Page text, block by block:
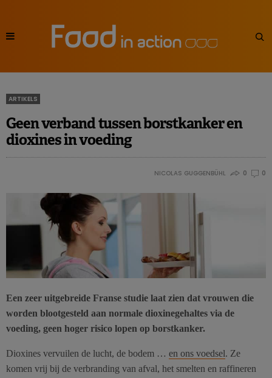
ARTIKELS
Geen verband tussen borstkanker en
dioxines in voeding
NICOLAS GUGGENBÜHL 0 0
Een zeer uitgebreide Franse studie laat zien dat vrouwen die
worden blootgesteld aan normale dioxinegehaltes via de
voeding, geen hoger risico lopen op borstkanker.
Dioxines vervuilen de lucht, de bodem … en ons voedsel. Ze
komen vrij bij de verbranding van afval, het smelten en raffineren